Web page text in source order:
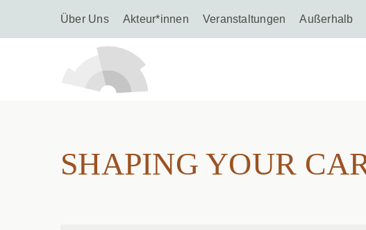
Über Uns Akteur*innen Veranstaltungen Außerhalb
SHAPING YOUR